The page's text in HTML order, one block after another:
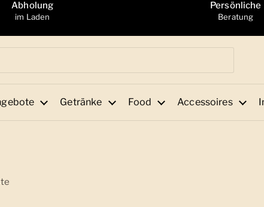
Abholung
im Laden
Persönliche
Beratung
Getränke Food Accessoires